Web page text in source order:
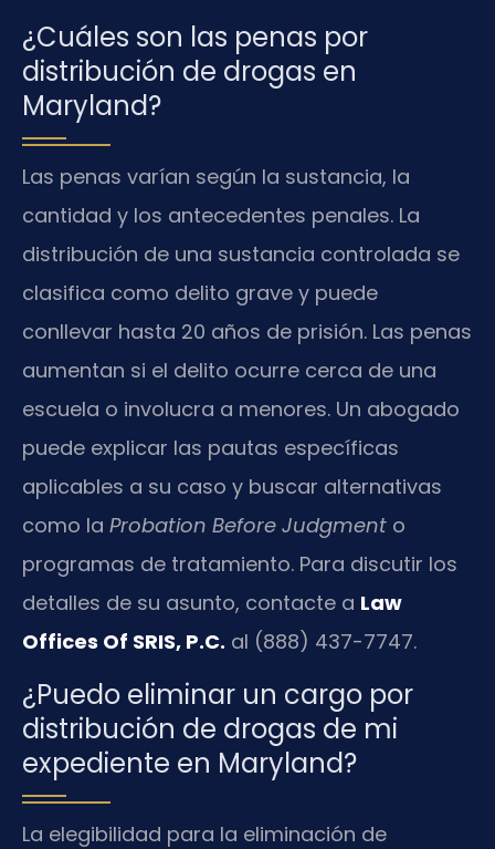
¿Cuáles son las penas por
distribución de drogas en
Maryland?
Las penas varían según la sustancia, la
cantidad y los antecedentes penales. La
distribución de una sustancia controlada se
clasifica como delito grave y puede
conllevar hasta 20 años de prisión. Las penas
aumentan si el delito ocurre cerca de una
escuela o involucra a menores. Un abogado
puede explicar las pautas específicas
aplicables a su caso y buscar alternativas
como la Probation Before Judgment o
programas de tratamiento. Para discutir los
detalles de su asunto, contacte a Law
Offices Of SRIS, P.C. al (888) 437-7747.
¿Puedo eliminar un cargo por
distribución de drogas de mi
expediente en Maryland?
La elegibilidad para la eliminación de